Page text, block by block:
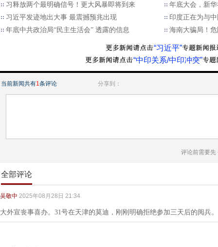
习释放两个最明确信号！更大风暴即将到来
年底大会，新
习近平发迹地出大事 最震撼预兆出现
印度正在为与
年底中共政治局“民主生活会” 透露的信息
海南大骗局！
“习近平”
“中印关系/中印冲突”
当前新闻共有1 条评论 分享到：
评论前需要先
全部评论
吴敬中 2025年08月28日 21:34
大外宣丧事喜办。31号在天津的莫迪，刚刚明确拒绝参加三天后的阅兵